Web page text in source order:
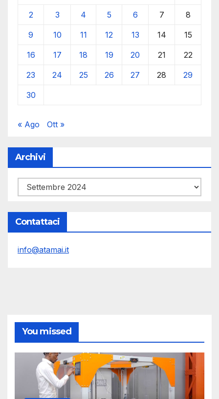
2 3 4 5 6 7 8
9 10 11 12 13 14 15
16 17 18 19 20 21 22
23 24 25 26 27 28 29
30
« Ago Ott »
Archivi
Archivi
Contattaci
info@atamai.it
You missed